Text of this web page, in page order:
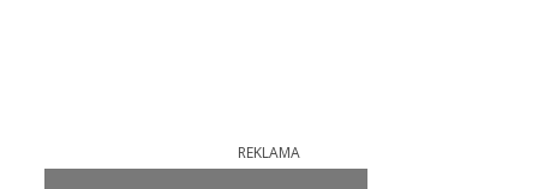
REKLAMA